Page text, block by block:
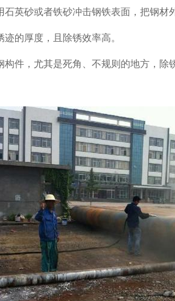
英砂或者铁砂冲击钢铁表面，把钢材
的厚度，且除锈效率高。
件，尤其是死角、不规则的地方，